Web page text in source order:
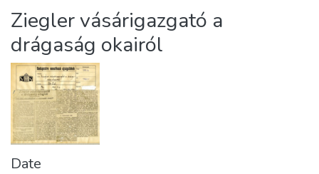
About us
Ziegler vásárigazgató a
drágaság okairól
Date